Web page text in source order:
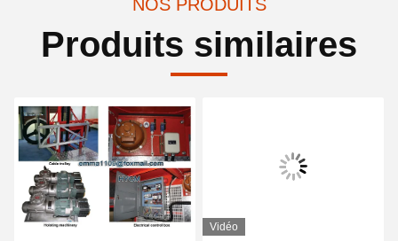
NOS PRODUITS
Produits similaires
Vidéo